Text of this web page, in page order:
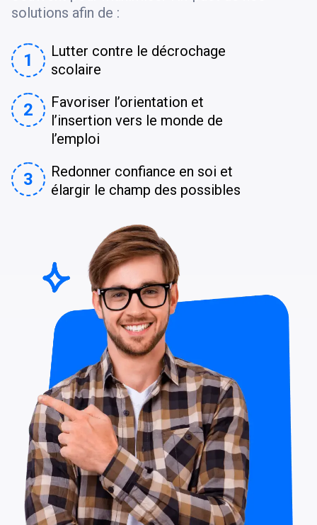
solutions afin de :
1
Lutter contre le décrochage
scolaire
2
Favoriser l’orientation et
l’insertion vers le monde de
l’emploi
3
Redonner confiance en soi et
élargir le champ des possibles